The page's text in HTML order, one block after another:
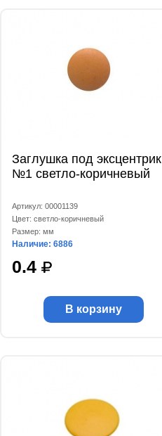
Заглушка под эксцентрик
№1 светло-коричневый
Артикул: 00001139
Цвет: светло-коричневый
Размер: мм
Наличие: 6886
0.4
В корзину